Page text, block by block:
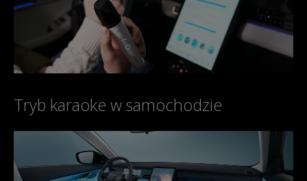
Tryb karaoke w samochodzie